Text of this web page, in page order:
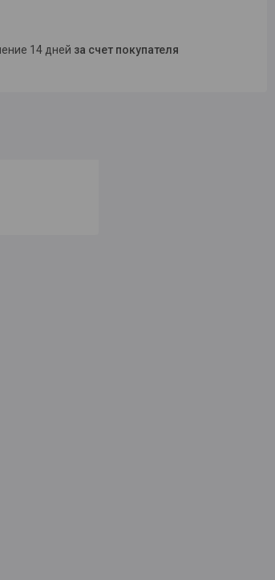
14 дней за счет покупателя